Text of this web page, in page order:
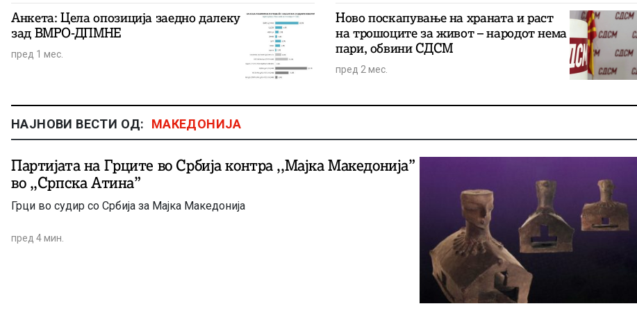
Анкета: Цела опозиција заедно далеку
зад ВМРО-ДПМНЕ
пред 1 мес.
Ново поскапување на храната и раст
на трошоците за живот – народот нема
пари, обвини СДСМ
пред 2 мес.
НАЈНОВИ ВЕСТИ ОД: МАКЕДОНИЈА
Партијата на Грците во Србија контра ,,Мајка Македонија”
во ,,Српска Атина”
Грци во судир со Србија за Мајка Македонија
пред 4 мин.